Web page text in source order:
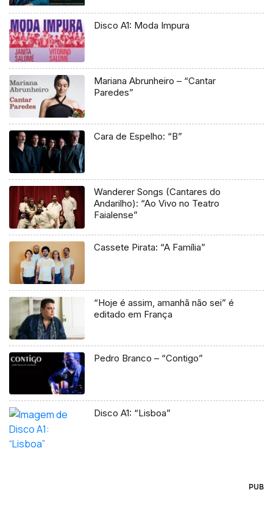
Disco A1: Moda Impura
Mariana Abrunheiro – “Cantar
Paredes”
Cara de Espelho: “B”
Wanderer Songs (Cantares do
Andarilho): “Ao Vivo no Teatro
Faialense”
Cassete Pirata: “A Família”
“Hoje é assim, amanhã não sei” é
editado em França
Pedro Branco – “Contigo”
Disco A1: “Lisboa”
PUB